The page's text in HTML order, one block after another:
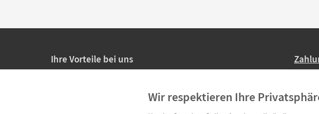
Ihre Vorteile bei uns
Persönliche Angebote für Lehrkräfte
Ab
Wir respektieren Ihre